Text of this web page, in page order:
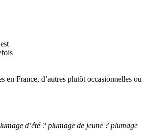
en France, d’autres plutôt occasionnelles ou
d’été ? plumage de jeune ? plumage